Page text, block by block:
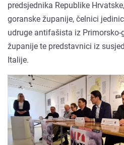
predsjednika Republike
goranske županije, čelnici
udruge antifašista iz Primorsko-
županije te predstavnici iz
Italije.